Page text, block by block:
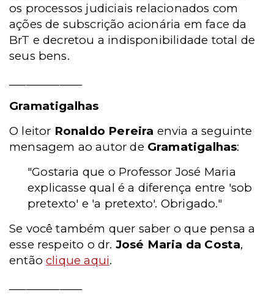
os processos judiciais relacionados com
ações de subscrição acionária em face da
BrT e decretou a indisponibilidade total de
seus bens.
Gramatigalhas
O leitor Ronaldo Pereira envia a seguinte
mensagem ao autor de Gramatigalhas:
"Gostaria que o Professor José Maria
explicasse qual é a diferença entre 'sob
pretexto' e 'a pretexto'. Obrigado."
Se você também quer saber o que pensa a
esse respeito o dr. José Maria da Costa,
entãoclique aqui.